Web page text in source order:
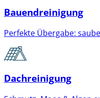
Bauendreinigung
Perfekte Übergabe:
Dachreinigung